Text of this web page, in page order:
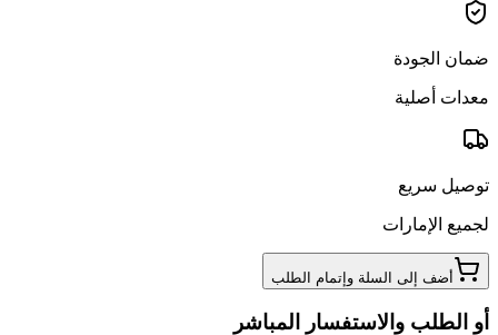
ضمان الجودة
معدات أصلية
توصيل سريع
لجميع الإمارات
أضف إلى السلة وإتمام الطلب
أو الطلب والاستفسار المباشر